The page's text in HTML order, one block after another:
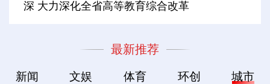
深 大力深化全省高等教育综合改革
最新推荐
新闻 文娱 体育 环创 城市